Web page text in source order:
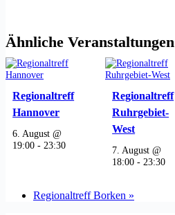
Ähnliche Veranstaltungen
Regionaltreff
Hannover
6. August @
19:00 - 23:30
Regionaltreff
Ruhrgebiet-
West
7. August @
18:00 - 23:30
Regionaltreff Borken »